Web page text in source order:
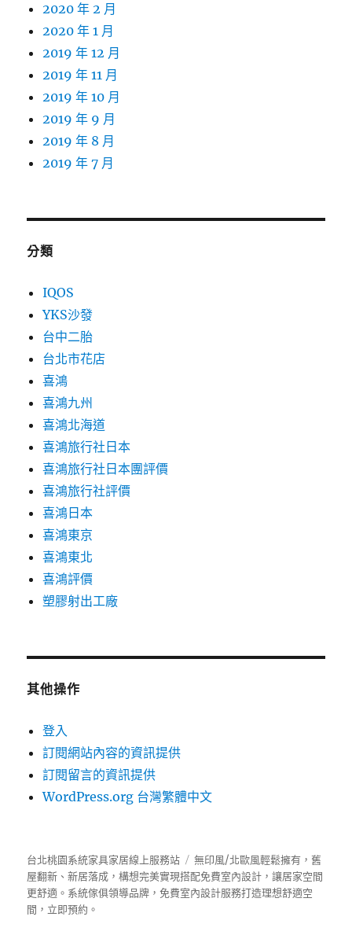
2020 年 2 月
2020 年 1 月
2019 年 12 月
2019 年 11 月
2019 年 10 月
2019 年 9 月
2019 年 8 月
2019 年 7 月
分類
IQOS
YKS沙發
台中二胎
台北市花店
喜鴻
喜鴻九州
喜鴻北海道
喜鴻旅行社日本
喜鴻旅行社日本團評價
喜鴻旅行社評價
喜鴻日本
喜鴻東京
喜鴻東北
喜鴻評價
塑膠射出工廠
其他操作
登入
訂閱網站內容的資訊提供
訂閱留言的資訊提供
WordPress.org 台灣繁體中文
台北桃園系統家具家居線上服務站
無印風/北歐風輕鬆擁有，舊
屋翻新、新居落成，構想完美實現搭配免費室內設計，讓居家空間
更舒適。 系統傢俱領導品牌，免費室內設計服務打造理想舒適空
間，立即預約。